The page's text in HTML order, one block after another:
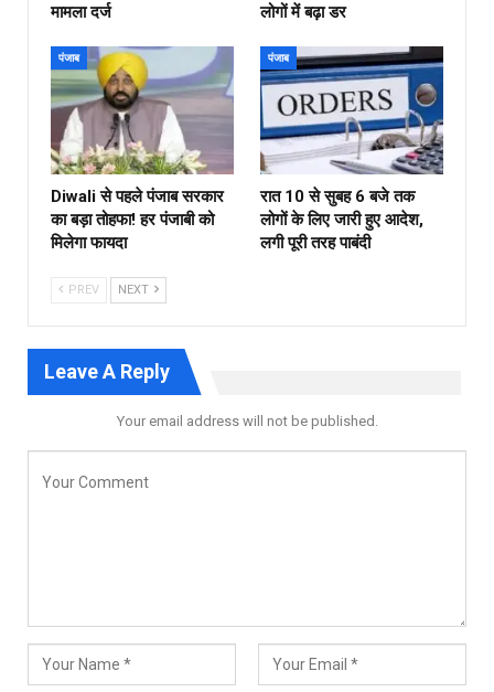
मामला दर्ज
लोगों में बढ़ा डर
पंजाब
Diwali से पहले पंजाब सरकार
का बड़ा तोहफा! हर पंजाबी को
मिलेगा फायदा
पंजाब
रात 10 से सुबह 6 बजे तक
लोगों के लिए जारी हुए आदेश,
लगी पूरी तरह पाबंदी
PREV NEXT
Leave A Reply
Your email address will not be published.